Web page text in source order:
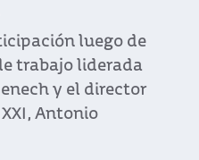
luego de
trabajo liderada
y el director
Antonio